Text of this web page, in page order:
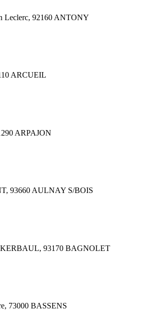
Leclerc, 92160 ANTONY
ARCUEIL
ARPAJON
93660 AULNAY S/BOIS
93170 BAGNOLET
73000 BASSENS